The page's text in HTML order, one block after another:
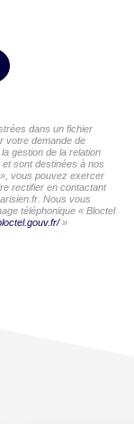
dans un fichier
votre demande de
gestion de la relation
sont destinées à nos
vous pouvez exercer
rectifier en contactant
Nous vous
téléphonique « Bloctel
»